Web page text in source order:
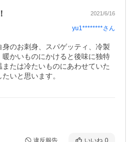
2021/6/16
yu1********さん
のお刺身、スパゲッティ、冷製
かいものにかけると後味に独特
たは冷たいものにあわせていた
いと思います。
違反報告 いいね 0